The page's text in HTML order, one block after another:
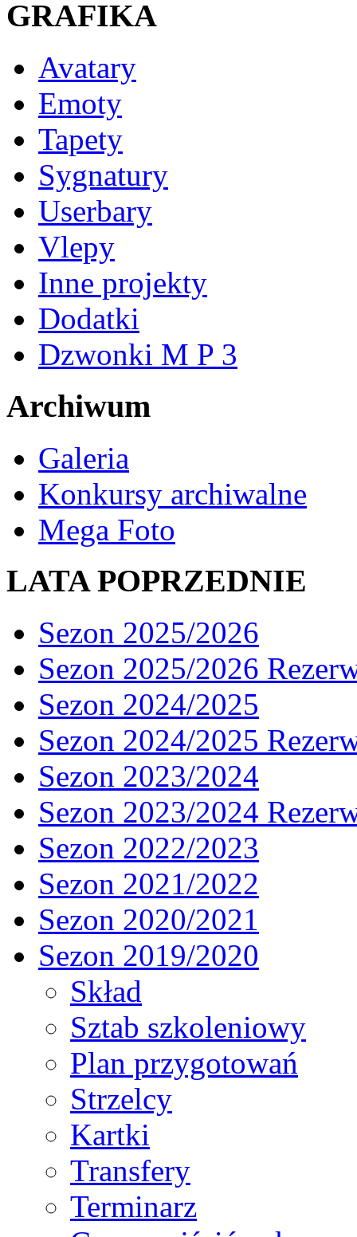
GRAFIKA
Avatary
Emoty
Tapety
Sygnatury
Userbary
Vlepy
Inne projekty
Dodatki
Dzwonki M P 3
Archiwum
Galeria
Konkursy archiwalne
Mega Foto
LATA POPRZEDNIE
Sezon 2025/2026
Sezon 2025/2026
Sezon 2024/2025
Sezon 2024/2025
Sezon 2023/2024
Sezon 2023/2024
Sezon 2022/2023
Sezon 2021/2022
Sezon 2020/2021
Sezon 2019/2020
Skład
Sztab szkoleniowy
Plan przygotowań
Strzelcy
Kartki
Transfery
Terminarz